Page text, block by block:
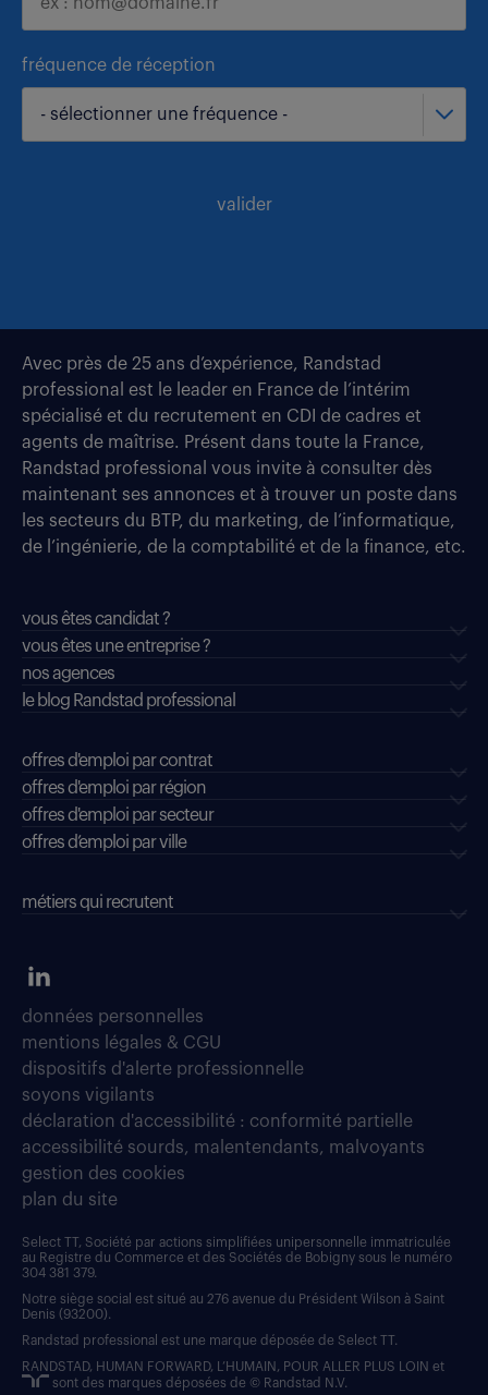
fréquence de réception
- sélectionner une fréquence -
valider
Avec près de 25 ans d’expérience, Randstad
professional est le leader en France de l’intérim
spécialisé et du recrutement en CDI de cadres et
agents de maîtrise. Présent dans toute la France,
Randstad professional vous invite à consulter dès
maintenant ses annonces et à trouver un poste dans
les secteurs du BTP, du marketing, de l’informatique,
de l’ingénierie, de la comptabilité et de la finance, etc.
vous êtes candidat ?
vous êtes une entreprise ?
nos agences
le blog Randstad professional
offres d'emploi par contrat
offres d'emploi par région
offres d'emploi par secteur
offres d’emploi par ville
métiers qui recrutent
données personnelles
mentions légales & CGU
dispositifs d'alerte professionnelle
soyons vigilants
déclaration d'accessibilité : conformité partielle
accessibilité sourds, malentendants, malvoyants
gestion des cookies
plan du site
Select TT, Société par actions simplifiées unipersonnelle immatriculée
au Registre du Commerce et des Sociétés de Bobigny sous le numéro
304 381 379.
Notre siège social est situé au 276 avenue du Président Wilson à Saint
Denis (93200).
Randstad professional est une marque déposée de Select TT.
RANDSTAD, HUMAN FORWARD, L’HUMAIN, POUR ALLER PLUS LOIN et
sont des marques déposées de © Randstad N.V.